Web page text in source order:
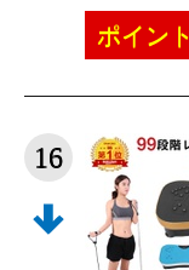
ポイント
16